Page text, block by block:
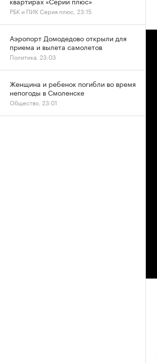
РБК и ПИК Серия плюс, 23:15
Аэропорт Домодедово открыли для
приема и вылета самолетов
Политика, 23:03
Женщина и ребенок погибли во время
непогоды в Смоленске
Общество, 23:01